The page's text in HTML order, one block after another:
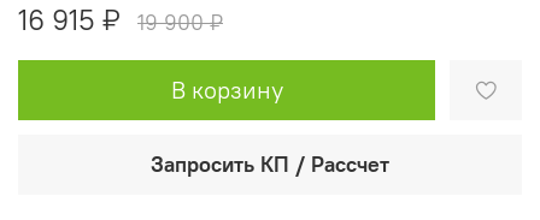
16 915 ₽ 19 900 ₽
В корзину
Запросить КП / Рассчет